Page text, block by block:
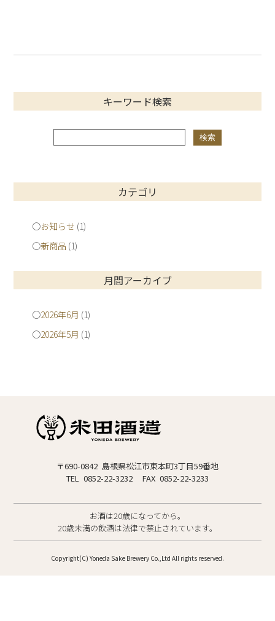
キーワード検索
カテゴリ
お知らせ (1)
新商品 (1)
月間アーカイブ
2026年6月 (1)
2026年5月 (1)
〒690-0842 島根県松江市東本町3丁目59番地
TEL 0852-22-3232
FAX 0852-22-3233
お酒は20歳になってから。
20歳未満の飲酒は法律で禁止されています。
Copyright(C) Yoneda Sake Brewery Co.,Ltd All rights reserved.